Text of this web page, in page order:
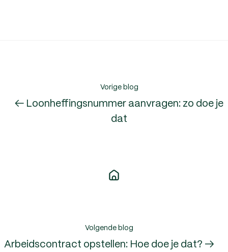
Vorige blog
← Loonheffingsnummer aanvragen: zo doe je
dat
Volgende blog
Arbeidscontract opstellen: Hoe doe je dat? →